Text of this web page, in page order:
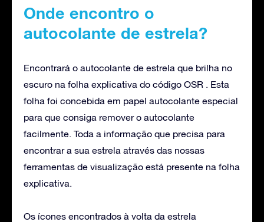
Onde encontro o
autocolante de estrela?
Encontrará o autocolante de estrela que brilha no
escuro na folha explicativa do código OSR . Esta
folha foi concebida em papel autocolante especial
para que consiga remover o autocolante
facilmente. Toda a informação que precisa para
encontrar a sua estrela através das nossas
ferramentas de visualização está presente na folha
explicativa.
Os ícones encontrados à volta da estrela